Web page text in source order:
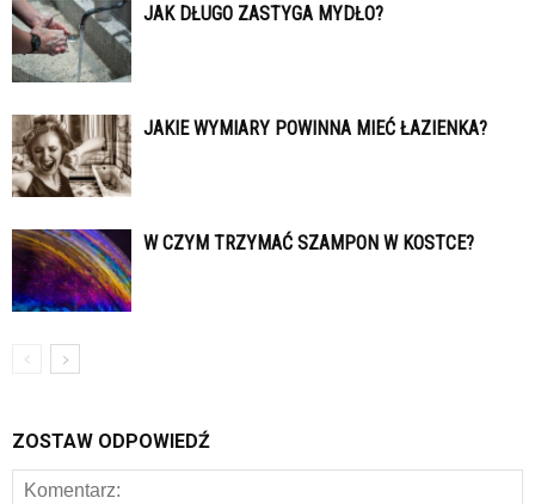
JAK DŁUGO ZASTYGA MYDŁO?
JAKIE WYMIARY POWINNA MIEĆ ŁAZIENKA?
W CZYM TRZYMAĆ SZAMPON W KOSTCE?
ZOSTAW ODPOWIEDŹ